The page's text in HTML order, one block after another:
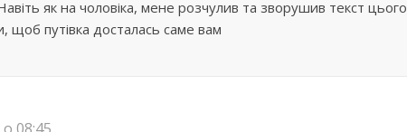
як на чоловіка, мене розчулив та зворушив текст цього
щоб путівка досталась саме вам